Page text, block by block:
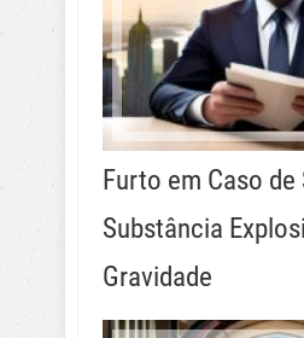
Furto em Caso
Substância
Gravidade